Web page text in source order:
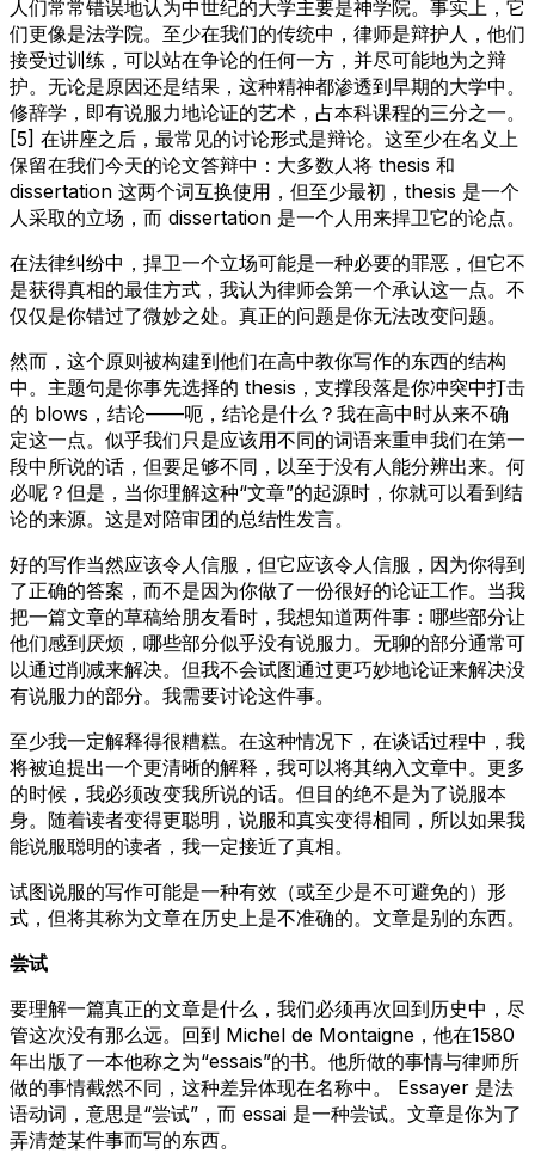
人们常常错误地认为中世纪的大学主要是神学院。事实上，它
们更像是法学院。至少在我们的传统中，律师是辩护人，他们
接受过训练，可以站在争论的任何一方，并尽可能地为之辩
护。无论是原因还是结果，这种精神都渗透到早期的大学中。
修辞学，即有说服力地论证的艺术，占本科课程的三分之一。
[5] 在讲座之后，最常见的讨论形式是辩论。这至少在名义上
保留在我们今天的论文答辩中：大多数人将 thesis 和
dissertation 这两个词互换使用，但至少最初，thesis 是一个
人采取的立场，而 dissertation 是一个人用来捍卫它的论点。
在法律纠纷中，捍卫一个立场可能是一种必要的罪恶，但它不
是获得真相的最佳方式，我认为律师会第一个承认这一点。不
仅仅是你错过了微妙之处。真正的问题是你无法改变问题。
然而，这个原则被构建到他们在高中教你写作的东西的结构
中。主题句是你事先选择的 thesis，支撑段落是你冲突中打击
的 blows，结论——呃，结论是什么？我在高中时从来不确
定这一点。似乎我们只是应该用不同的词语来重申我们在第一
段中所说的话，但要足够不同，以至于没有人能分辨出来。何
必呢？但是，当你理解这种“文章”的起源时，你就可以看到结
论的来源。这是对陪审团的总结性发言。
好的写作当然应该令人信服，但它应该令人信服，因为你得到
了正确的答案，而不是因为你做了一份很好的论证工作。当我
把一篇文章的草稿给朋友看时，我想知道两件事：哪些部分让
他们感到厌烦，哪些部分似乎没有说服力。无聊的部分通常可
以通过削减来解决。但我不会试图通过更巧妙地论证来解决没
有说服力的部分。我需要讨论这件事。
至少我一定解释得很糟糕。在这种情况下，在谈话过程中，我
将被迫提出一个更清晰的解释，我可以将其纳入文章中。更多
的时候，我必须改变我所说的话。但目的绝不是为了说服本
身。随着读者变得更聪明，说服和真实变得相同，所以如果我
能说服聪明的读者，我一定接近了真相。
试图说服的写作可能是一种有效（或至少是不可避免的）形
式，但将其称为文章在历史上是不准确的。文章是别的东西。
尝试
要理解一篇真正的文章是什么，我们必须再次回到历史中，尽
管这次没有那么远。回到 Michel de Montaigne，他在1580
年出版了一本他称之为“essais”的书。他所做的事情与律师所
做的事情截然不同，这种差异体现在名称中。 Essayer 是法
语动词，意思是“尝试”，而 essai 是一种尝试。文章是你为了
弄清楚某件事而写的东西。